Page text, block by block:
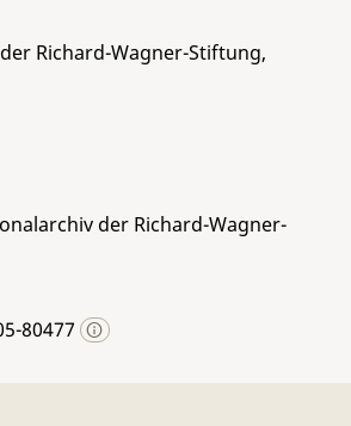
Richard-Wagner-Stiftung,
der Richard-Wagner-
80477